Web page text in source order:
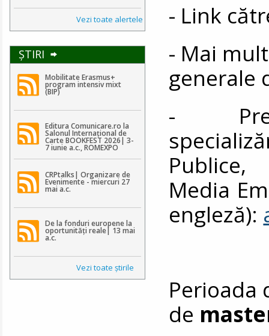
Vezi toate alertele
ŞTIRI
Mobilitate Erasmus+
program intensiv mixt
(BIP)
Editura Comunicare.ro la
Salonul Internațional de
Carte BOOKFEST 2026| 3-
7 iunie a.c., ROMEXPO
CRPtalks| Organizare de
Evenimente - miercuri 27
mai a.c.
De la fonduri europene la
oportunități reale| 13 mai
a.c.
Vezi toate ştirile
- Link
- Mai
generale
-
Media
engleză):
Perioada
de